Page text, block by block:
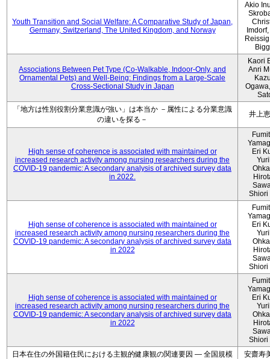
Youth Transition and Social Welfare: A Comparative Study of Japan,
Germany, Switzerland, The United Kingdom, and Norway
Akio
Associations Between Pet Type (Co-Walkable, Indoor-Only, and
Ornamental Pets) and Well-Being: Findings from a Large-Scale
Cross-Sectional Study in Japan
Kaori
Anri
「地方は性別役割分業意識が強い」は本当か －属性による分業意識
の違いを探る－
井上
High sense of coherence is associated with maintained or
increased research activity among nursing researchers during the
COVID-19 pandemic: A secondary analysis of archived survey data
in 2022.
Eri
Shiori
High sense of coherence is associated with maintained or
increased research activity among nursing researchers during the
COVID-19 pandemic: A secondary analysis of archived survey data
in 2022
Eri
Shiori
High sense of coherence is associated with maintained or
increased research activity among nursing researchers during the
COVID-19 pandemic: A secondary analysis of archived survey data
in 2022
Eri
Shiori
日本在住の外国籍住民における主観的健康観の関連要因 ― 全国規模
安齋寿